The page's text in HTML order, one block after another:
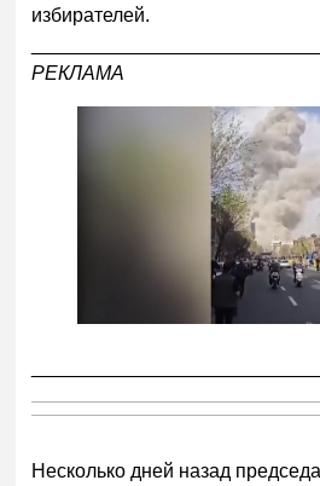
избирателей.
РЕКЛАМА
Несколько дней назад